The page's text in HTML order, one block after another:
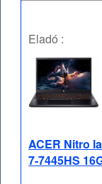
Eladó :
ACER Nitro
7-7445HS